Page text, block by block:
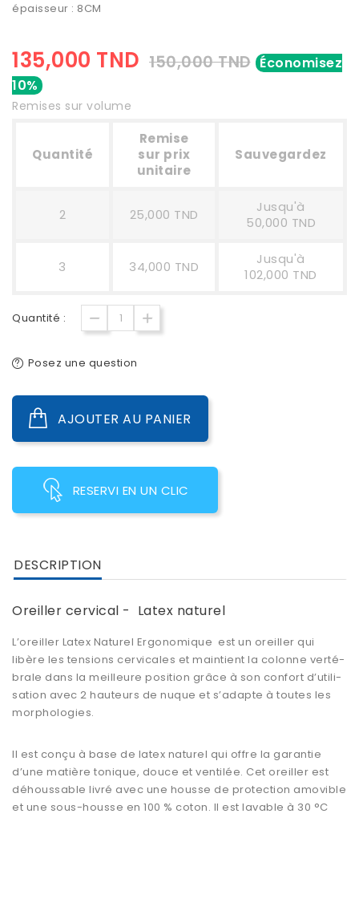
épaisseur : 8CM
135,000 TND 150,000 TND Économisez
10%
Remises sur volume
Quantité
Remise
sur prix
unitaire
Sauvegardez
2 25,000 TND
Jusqu'à
50,000 TND
3 34,000 TND
Jusqu'à
102,000 TND
Quantité :
Posez une question
AJOUTER AU PANIER
RESERVI EN UN CLIC
DESCRIPTION
Oreiller cervical - Latex naturel
L’oreiller Latex Natu­rel Ergo­no­mique est un oreiller qui
libère les tensions cervi­cales et main­tient la colonne verté­
brale dans la meilleure posi­tion grâce à son confort d’uti­li­
sa­tion avec 2 hauteurs de nuque et s’adapte à toutes les
morpho­lo­gies.
Il est conçu à base de latex natu­rel qui offre la garan­tie
d’une matière tonique, douce et venti­lée. Cet oreiller est
déhous­sable livré avec une housse de protec­tion amovible
et une sous-housse en 100 % coton. Il est lavable à 30 °C